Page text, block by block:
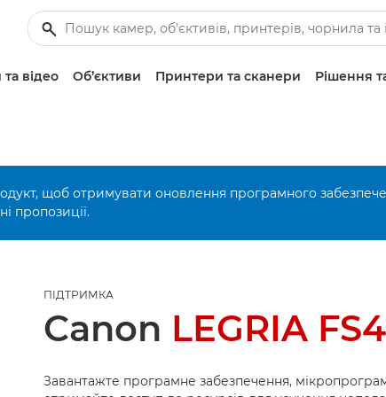
відео Об’єктиви Принтери та сканери Рішення
щоб отримувати оновлення програмного
пропозиції.
ПІДТРИМКА
Canon LEGRIA
Завантажте програмне забезпечення,